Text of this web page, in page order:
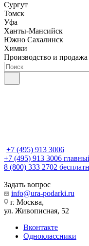
Сургут
Томск
Уфа
Ханты-Мансийск
Южно Сахалинск
Химки
Производство и
+7 (495) 913 3006
+7 (495) 913 3006
8 (800) 333 2702
Задать вопрос
info@ura-podarki.ru
г. Москва,
ул. Живописная, 52
Вконтакте
Одноклассники